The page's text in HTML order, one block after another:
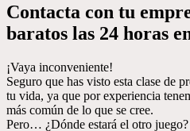
Contacta con tu
baratos las 24 horas
¡Vaya inconveniente!
Seguro que has visto esta clase de
tu vida, ya que por experiencia
más común de lo que se cree.
Pero… ¿Dónde estará el otro juego?